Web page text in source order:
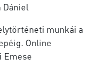
Dániel
munkái a
Online
Emese